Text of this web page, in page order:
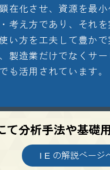
在化させ、資源を最
考え方であり、それを
い方を工夫して豊かで
製造業だけでなくサ
も活用されています。
て分析手法や基礎
I E の解説ページ